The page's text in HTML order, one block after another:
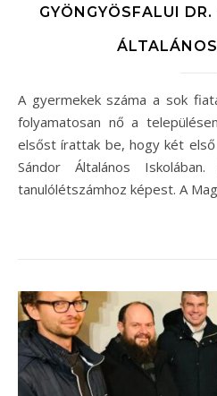
GYÖNGYÖSFALUI
A gyermekek száma a sok fiatal családnak köszönhetően
folyamatosan nő a
elsőst írattak be, hogy két
Sándor Általános
tanulólétszámhoz képest. A